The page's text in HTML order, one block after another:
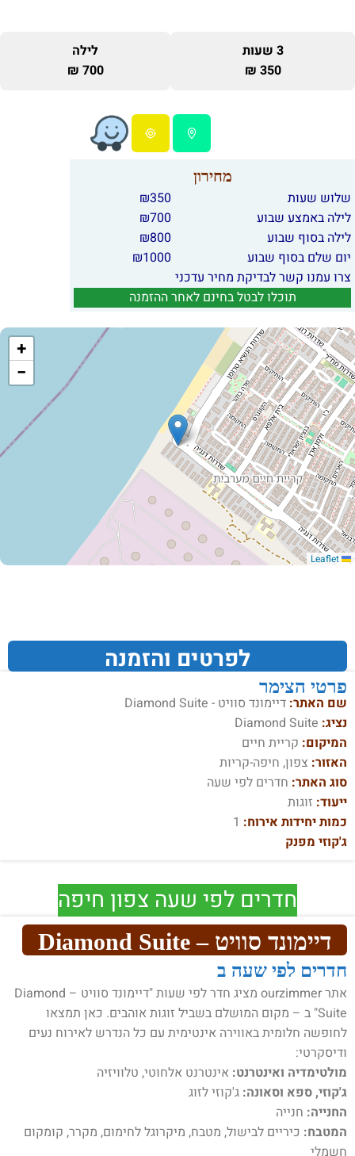
3 שעות
350 ₪
לילה
700 ₪
מחירון
שלוש שעות 350
₪
לילה באמצע שבוע
700
₪
לילה בסוף שבוע
800
₪
יום שלם בסוף שבוע
1000
₪
צרו עמנו קשר לבדיקת מחיר עדכני
תוכלו לבטל בחינם לאחר ההזמנה
+
−
לפרטים והזמנה
פרטי הצימר
שם האתר: דיימונד סוויט - Diamond Suite
נציג: Diamond Suite
המיקום: קריית חיים
האזור: צפון, חיפה-קריות
סוג האתר: חדרים לפי שעה
ייעוד: זוגות
כמות יחידות אירוח: 1
ג'קוזי מפנק
חדרים לפי שעה צפון חיפה
דיימונד סוויט – Diamond Suite
חדרים לפי שעה ב
אתר ourzimmer מציג חדר לפי שעות "דיימונד סוויט – Diamond
Suite" ב – מקום המושלם בשביל זוגות אוהבים. כאן תמצאו
לחופשה חלומית באווירה אינטימית עם כל הנדרש לאירוח נעים
ודיסקרטי:
מולטימדיה ואינטרנט: אינטרנט אלחוטי, טלוויזיה
ג'קוזי, ספא וסאונה: ג'קוזי לזוג
החנייה: חנייה
המטבח: כיריים לבישול, מטבח, מיקרוגל לחימום, מקרר, קומקום
חשמלי